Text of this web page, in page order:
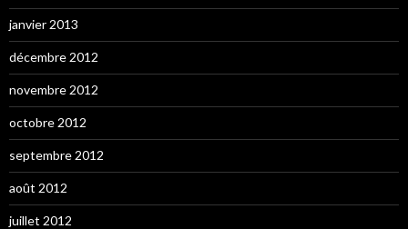
janvier 2013
décembre 2012
novembre 2012
octobre 2012
septembre 2012
août 2012
juillet 2012